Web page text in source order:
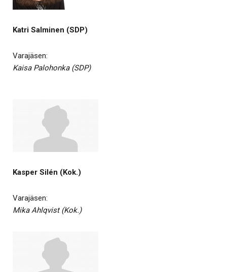
Katri Salminen (SDP)
Varajäsen:
Kaisa Palohonka (SDP)
Kasper Silén (Kok.)
Varajäsen:
Mika Ahlqvist (Kok.)